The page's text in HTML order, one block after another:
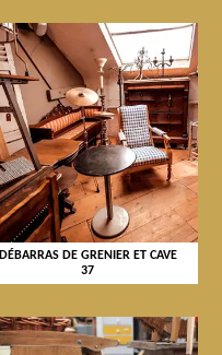
DÉBARRAS DE GRENIER ET CAVE
37